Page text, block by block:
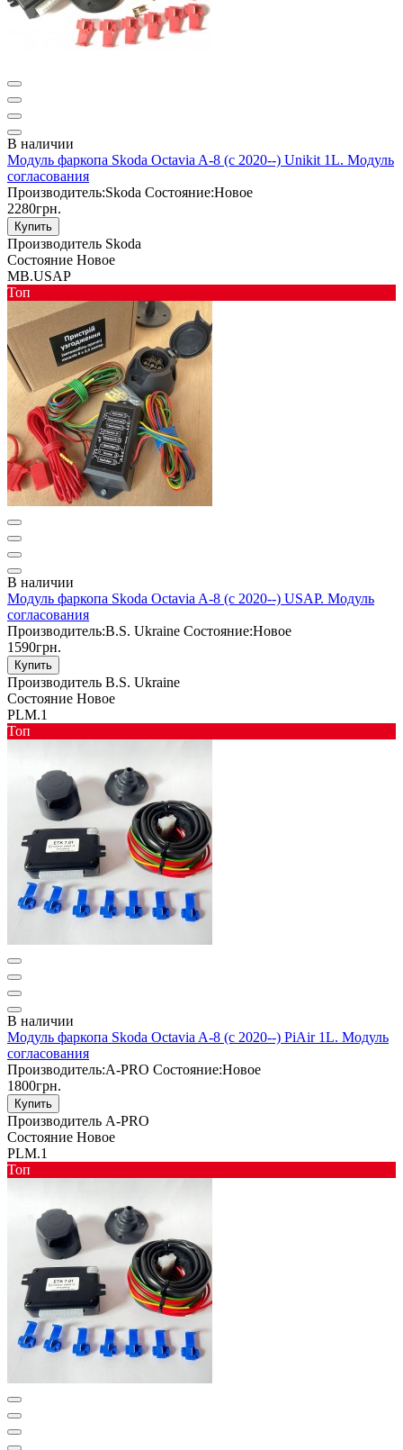
В наличии
Модуль фаркопа Skoda Octavia A-8 (с 2020--) Unikit 1L. Модуль
согласования
Производитель:Skoda Состояние:Новое
2280грн.
Купить
Производитель Skoda
Состояние Новое
MB.USAP
Toп
В наличии
Модуль фаркопа Skoda Octavia A-8 (с 2020--) USAP. Модуль
согласования
Производитель:B.S. Ukraine Состояние:Новое
1590грн.
Купить
Производитель B.S. Ukraine
Состояние Новое
PLM.1
Toп
В наличии
Модуль фаркопа Skoda Octavia A-8 (с 2020--) PiAir 1L. Модуль
согласования
Производитель:A-PRO Состояние:Новое
1800грн.
Купить
Производитель A-PRO
Состояние Новое
PLM.1
Toп